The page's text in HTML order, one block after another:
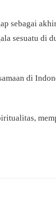
sebagai
sesuatu di
di